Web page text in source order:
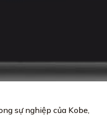
sự nghiệp của Kobe,